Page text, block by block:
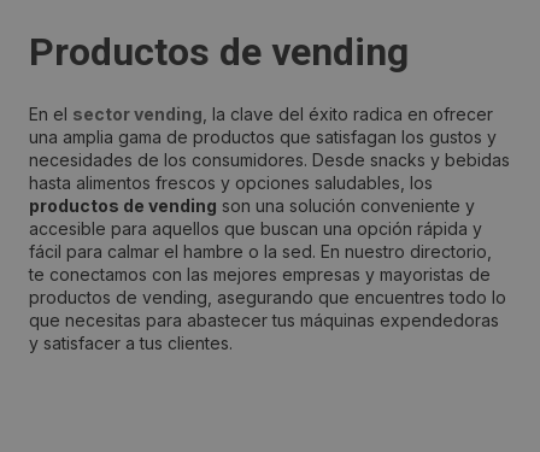
Productos de vending
En el sector vending , la clave del éxito radica en ofrecer
una amplia gama de productos que satisfagan los gustos y
necesidades de los consumidores. Desde snacks y bebidas
hasta alimentos frescos y opciones saludables, los
productos de vending son una solución conveniente y
accesible para aquellos que buscan una opción rápida y
fácil para calmar el hambre o la sed. En nuestro directorio,
te conectamos con las mejores empresas y mayoristas de
productos de vending, asegurando que encuentres todo lo
que necesitas para abastecer tus máquinas expendedoras
y satisfacer a tus clientes.